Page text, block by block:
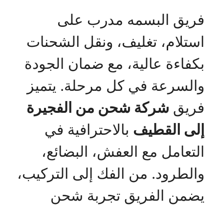
فريق البسمه مدرب على
استلام، تغليف، ونقل الشحنات
بكفاءة عالية، مع ضمان الجودة
والسرعة في كل مرحلة. يتميز
فريق شركة شحن من الفجيرة
إلى القطيف بالاحترافية في
التعامل مع العفش، البضائع،
والطرود. من الفك إلى التركيب،
يضمن الفريق تجربة شحن